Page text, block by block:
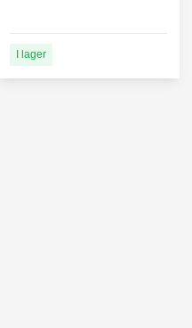
I lager